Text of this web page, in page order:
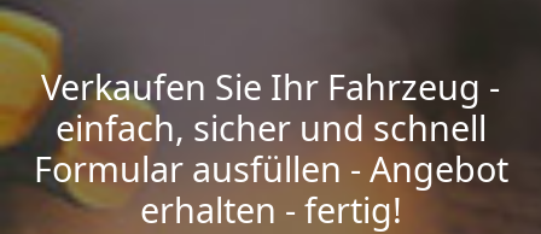
Verkaufen Sie Ihr Fahrzeug -
einfach, sicher und schnell
Formular ausfüllen - Angebot
erhalten - fertig!